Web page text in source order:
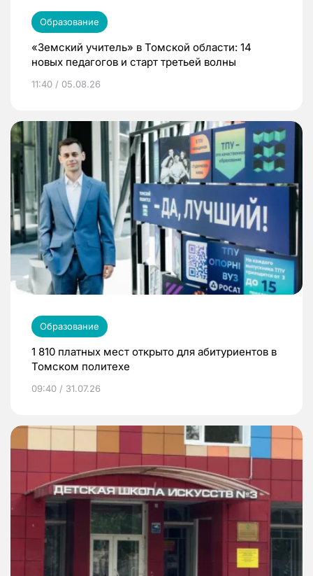
Образование
«Земский учитель» в Томской области: 14
новых педагогов и старт третьей волны
11:40 / 05.08.26
Образование
1 810 платных мест открыто для абитуриентов в
Томском политехе
09:40 / 31.07.26